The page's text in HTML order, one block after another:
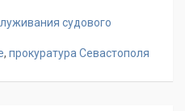
судового
, прокуратура Севастополя